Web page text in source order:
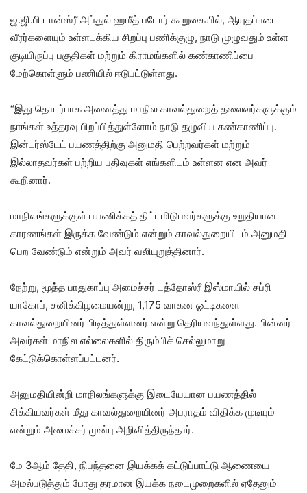
ஜ.ஜி.பி டான்ஸ்ரீ அப்துல் ஹமீத் படோர் கூறுகையில், ஆயுதப்படை
வீரர்களையும் உள்ளடக்கிய சிறப்பு பணிக்குழு, நாடு முழுவதும் உள்ள
குடியிருப்பு பகுதிகள் மற்றும் கிராமங்களில் கண்காணிப்பை
மேற்கொள்ளும் பணியில் ஈடுபட்டுள்ளது.
“இது தொடர்பாக அனைத்து மாநில காவல்துறைத் தலைவர்களுக்கும்
நாங்கள் உத்தரவு பிறப்பித்துள்ளோம் நாடு தழுவிய கண்காணிப்பு.
இன்டர்ஸ்டேட் பயணத்திற்கு அனுமதி பெற்றவர்கள் மற்றும்
இல்லாதவர்கள் பற்றிய பதிவுகள் எங்களிடம் உள்ளன என அவர்
கூறினார்.
மாநிலங்களுக்குள் பயணிக்கத் திட்டமிடுபவர்களுக்கு உறுதியான
காரணங்கள் இருக்க வேண்டும் என்றும் காவல்துறையிடம் அனுமதி
பெற வேண்டும் என்றும் அவர் வலியுறுத்தினார்.
நேற்று, மூத்த பாதுகாப்பு அமைச்சர் டத்தோஸ்ரீ இஸ்மாயில் சப்ரி
யாகோப், சனிக்கிழமையன்று, 1,175 வாகன ஓட்டிகளை
காவல்துறையினர் பிடித்துள்ளனர் என்று தெரியவந்துள்ளது. பின்னர்
அவர்கள் மாநில எல்லைகளில் திரும்பிச் செல்லுமாறு
கேட்டுக்கொள்ளப்பட்டனர்.
அனுமதியின்றி மாநிலங்களுக்கு இடையேயான பயணத்தில்
சிக்கியவர்கள் மீது காவல்துறையினர் அபராதம் விதிக்க முடியும்
என்றும் அமைச்சர் முன்பு அறிவித்திருந்தார்.
மே 3ஆம் தேதி, நிபந்தனை இயக்கக் கட்டுப்பாட்டு ஆணையை
அமல்படுத்தும் போது தரமான இயக்க நடைமுறைகளில் ஏதேனும்